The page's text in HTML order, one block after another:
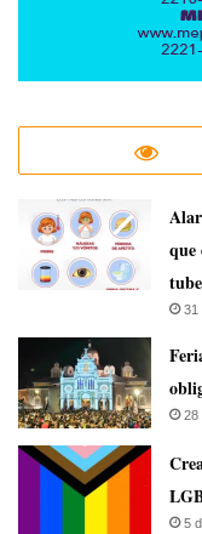
que
31
28
5